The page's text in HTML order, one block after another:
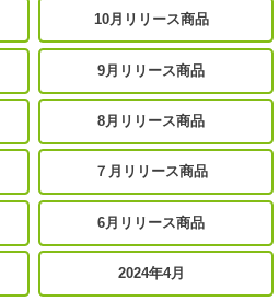
10月リリース商品
9月リリース商品
8月リリース商品
７月リリース商品
6月リリース商品
2024年4月